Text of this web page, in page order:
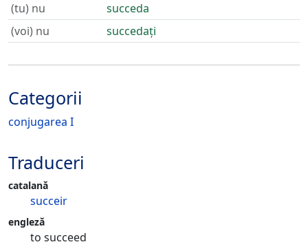
(tu) nu
succeda
(voi) nu
succedați
Categorii
conjugarea I
Traduceri
catalană
succeir
engleză
to succeed